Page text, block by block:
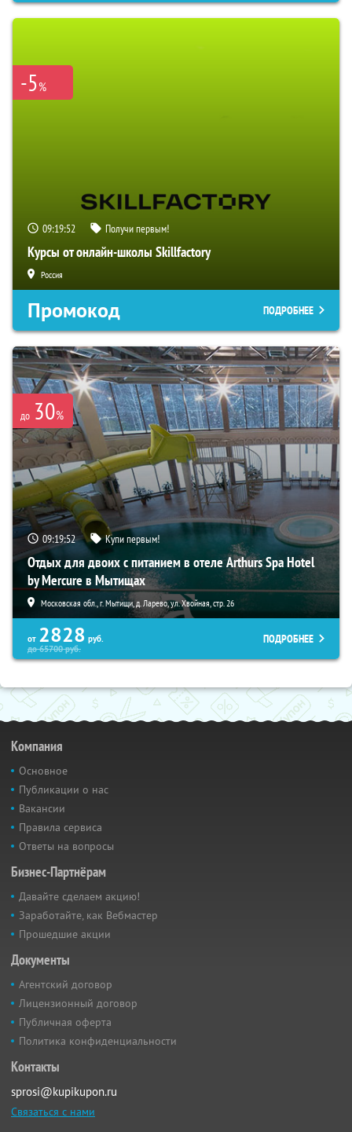
-5%
09:19:51 Получи первым!
Курсы от онлайн-школы Skillfactory
Россия
Промокод ПОДРОБНЕЕ
до 30%
09:19:51 Купи первым!
Отдых для двоих с питанием в отеле Arthurs Spa Hotel
by Mercure в Мытищах
Московская обл., г. Мытищи, д. Ларево, ул. Хвойная, стр. 26
от 2828 руб.
до65700руб.
ПОДРОБНЕЕ
Компания
Основное
Публикации о нас
Вакансии
Правила сервиса
Ответы на вопросы
Бизнес-Партнёрам
Давайте сделаем акцию!
Заработайте, как Вебмастер
Прошедшие акции
Документы
Агентский договор
Лицензионный договор
Публичная оферта
Политика конфиденциальности
Контакты
sprosi@kupikupon.ru
Связаться с нами